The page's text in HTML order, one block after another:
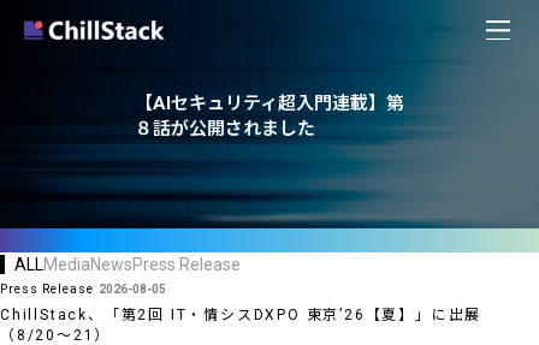
【AIセキュリティ超入門連載】第
８話が公開されました
ALLMediaNewsPress Release
Press Release 2026-08-05
ChillStack、「第2回 IT・情シスDXPO 東京’26【夏】」に出展
（8/20〜21）